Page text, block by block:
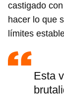
castigado
hacer lo que
límites
Esta